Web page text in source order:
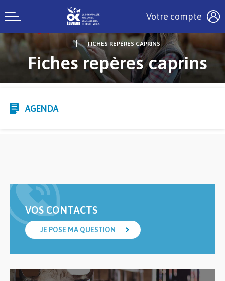
Votre compte
FICHES REPÈRES CAPRINS
Fiches repères caprins
AGENDA
VOS CONTACTS
JE POSE MA QUESTION